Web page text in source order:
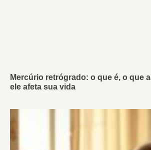
Mercúrio retrógrado: o que é, o que
ele afeta sua vida